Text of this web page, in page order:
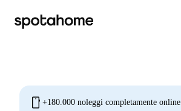
mobile +180.000 noleggi completamente online